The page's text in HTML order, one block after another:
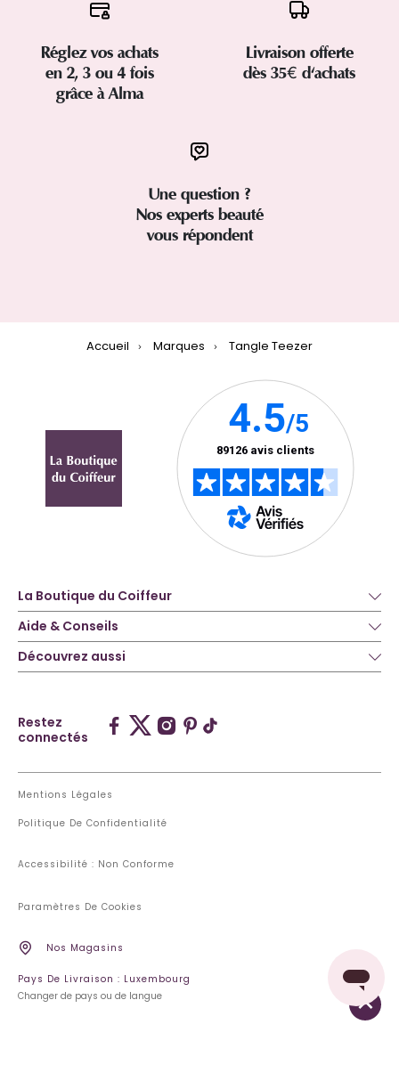
Réglez vos achats
en 2, 3 ou 4 fois
grâce à Alma
Livraison offerte
dès 35€ d'achats
Une question ?
Nos experts beauté
vous répondent
Accueil Marques Tangle Teezer
La Boutique du Coiffeur
Aide & Conseils
Découvrez aussi
Restez
connectés
Mentions Légales
Politique De Confidentialité
Accessibilité : Non Conforme
Paramètres De Cookies
Nos Magasins
Pays De Livraison : Luxembourg
Changer de pays ou de langue